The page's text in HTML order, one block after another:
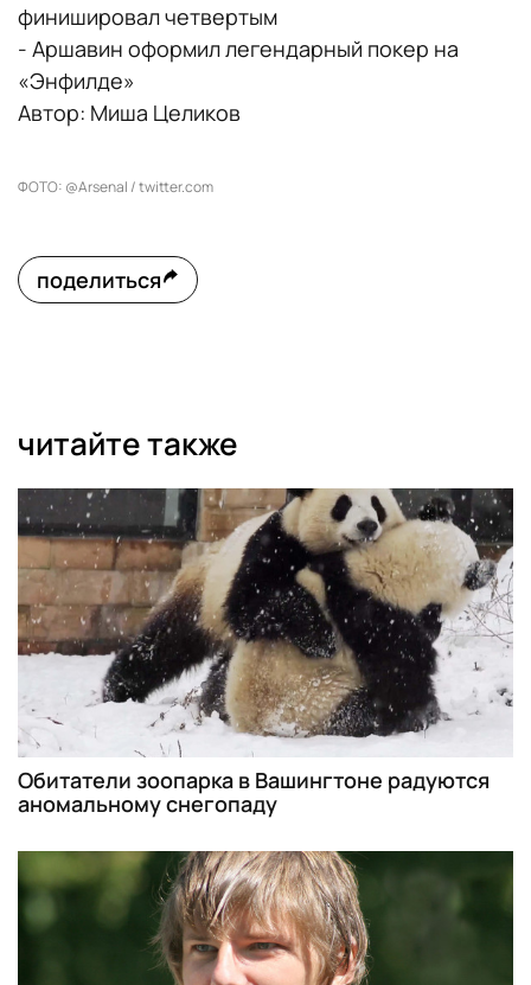
финишировал четвертым
- Аршавин оформил легендарный покер на
«Энфилде»
Автор: Миша Целиков
ФОТО: @Arsenal / twitter.com
поделиться
читайте также
Обитатели зоопарка в Вашингтоне радуются
аномальному снегопаду